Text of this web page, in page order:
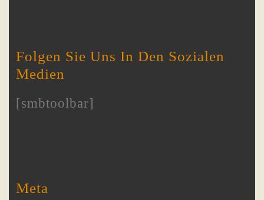
Folgen Sie Uns In Den Sozialen
Medien
[smbtoolbar]
Meta